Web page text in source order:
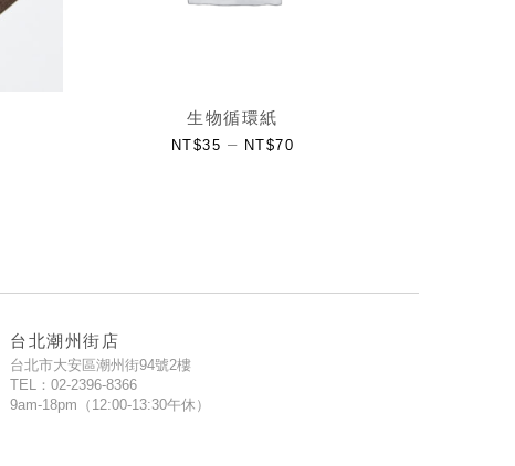
生物循環紙
NT$35 – NT$70
台北潮州街店
台北市大安區潮州街94號2樓
TEL：02-2396-8366
9am-18pm（12:00-13:30午休）